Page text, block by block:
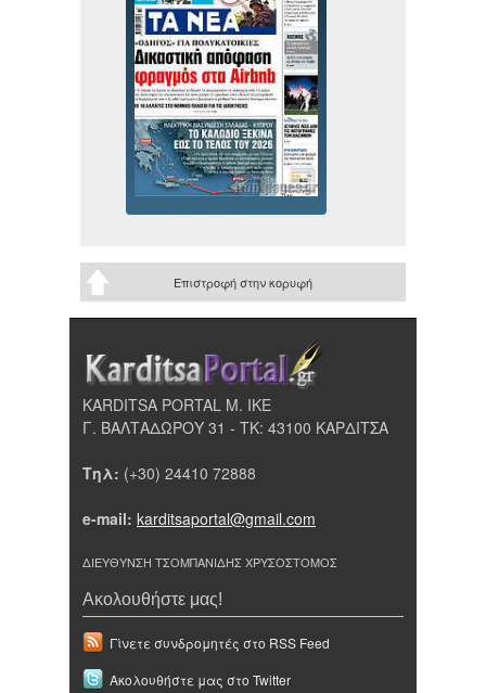
Επιστροφή στην κορυφή
KARDITSA PORTAL Μ. ΙΚΕ
Γ. ΒΑΛΤΑΔΩΡΟΥ 31 - ΤΚ: 43100 ΚΑΡΔΙΤΣΑ
Τηλ: (+30) 24410 72888
e-mail: karditsaportal@gmail.com
ΔΙΕΥΘΥΝΣΗ ΤΣΟΜΠΑΝΙΔΗΣ ΧΡΥΣΟΣΤΟΜΟΣ
Ακολουθήστε μας!
Γίνετε συνδρομητές στο RSS Feed
Ακολουθήστε μας στο Twitter